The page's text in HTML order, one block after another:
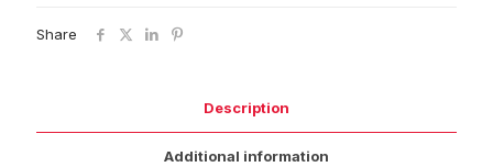
Share
Description
Additional information